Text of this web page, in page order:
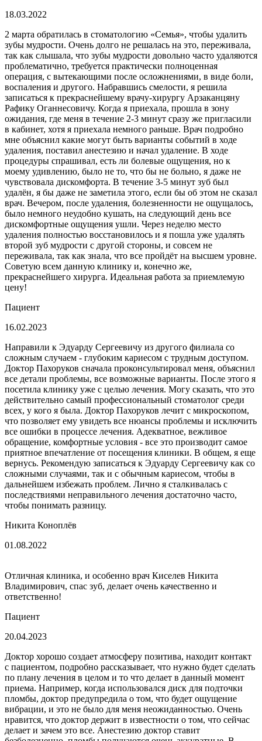
18.03.2022
2 марта обратилась в стоматологию «Семья», чтобы удалить
зубы мудрости. Очень долго не решалась на это, переживала,
так как слышала, что зубы мудрости довольно часто удаляются
проблематично, требуется практически полноценная
операция, с вытекающими после осложнениями, в виде боли,
воспаления и другого. Набравшись смелости, я решила
записаться к прекраснейшему врачу-хирургу Арзаканцяну
Рафику Оганнесовичу. Когда я приехала, прошла в зону
ожидания, где меня в течение 2-3 минут сразу же пригласили
в кабинет, хотя я приехала немного раньше. Врач подробно
мне объяснил какие могут быть варианты событий в ходе
удаления, поставил анестезию и начал удаление. В ходе
процедуры спрашивал, есть ли болевые ощущения, но к
моему удивлению, было не то, что бы не больно, я даже не
чувствовала дискомфорта. В течение 3-5 минут зуб был
удалён, я бы даже не заметила этого, если бы об этом не сказал
врач. Вечером, после удаления, болезненности не ощущалось,
было немного неудобно кушать, на следующий день все
дискомфортные ощущения ушли. Через неделю место
удаления полностью восстановилось и я пошла уже удалять
второй зуб мудрости с другой стороны, и совсем не
переживала, так как знала, что все пройдёт на высшем уровне.
Советую всем данную клинику и, конечно же,
прекраснейшего хирурга. Идеальная работа за приемлемую
цену!
Пациент
16.02.2023
Направили к Эдуарду Сергеевичу из другого филиала со
сложным случаем - глубоким кариесом с трудным доступом.
Доктор Пахоруков сначала проконсультировал меня, объяснил
все детали проблемы, все возможные варианты. После этого я
посетила клинику уже с целью лечения. Могу сказать, что это
действительно самый профессиональный стоматолог среди
всех, у кого я была. Доктор Пахоруков лечит с микроскопом,
что позволяет ему увидеть все нюансы проблемы и исключить
все ошибки в процессе лечения. Адекватное, вежливое
обращение, комфортные условия - все это производит самое
приятное впечатление от посещения клиники. В общем, я еще
вернусь. Рекомендую записаться к Эдуарду Сергеевичу как со
сложными случаями, так и с обычным кариесом, чтобы в
дальнейшем избежать проблем. Лично я сталкивалась с
последствиями неправильного лечения достаточно часто,
чтобы понимать разницу.
Никита Коноплёв
01.08.2022
Отличная клиника, и особенно врач Киселев Никита
Владимирович, спас зуб, делает очень качественно и
ответственно!
Пациент
20.04.2023
Доктор хорошо создает атмосферу позитива, находит контакт
с пациентом, подробно рассказывает, что нужно будет сделать
по плану лечения в целом и то что делает в данный момент
приема. Например, когда использовался диск для подточки
пломбы, доктор предупредила о том, что будет ощущение
вибрации, и это не было для меня неожиданностью. Очень
нравится, что доктор держит в известности о том, что сейчас
делает и зачем это все. Анестезию доктор ставит